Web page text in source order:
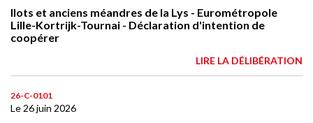
Ilots et anciens méandres de la Lys - Eurométropole
Lille-Kortrijk-Tournai - Déclaration d'intention de
coopérer
LIRE LA DÉLIBÉRATION
26-C-0101
Le 26 juin 2026